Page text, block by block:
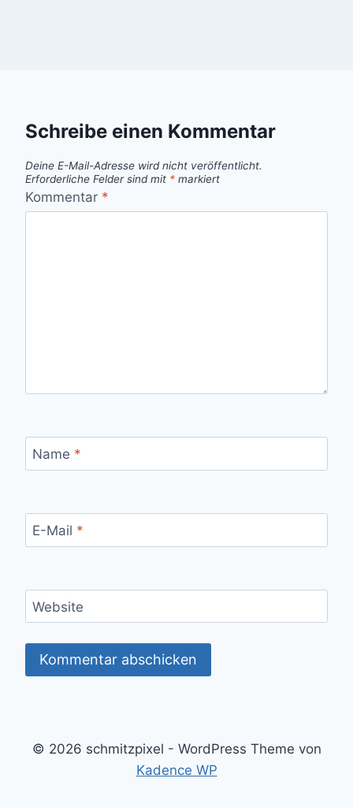
Schreibe einen Kommentar
Deine E-Mail-Adresse wird nicht veröffentlicht.
Erforderliche Felder sind mit * markiert
Kommentar *
Name *
E-Mail *
Website
© 2026 schmitzpixel - WordPress Theme von
Kadence WP